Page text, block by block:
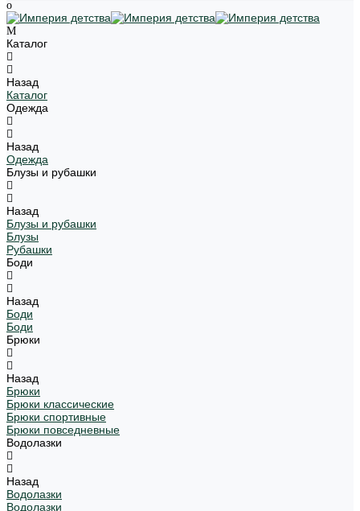
Каталог
Назад
Каталог
Одежда
Назад
Одежда
Блузы и рубашки
Назад
Блузы и рубашки
Блузы
Рубашки
Боди
Назад
Боди
Боди
Брюки
Назад
Брюки
Брюки классические
Брюки спортивные
Брюки повседневные
Водолазки
Назад
Водолазки
Водолазки